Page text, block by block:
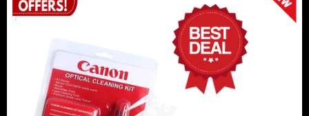
Newmowa
Herringbone
Discover
7Artisans